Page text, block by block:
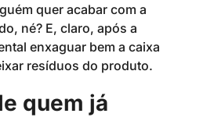
quer acabar com a
né? E, claro, após a
enxaguar bem a caixa
resíduos do produto.
quem já